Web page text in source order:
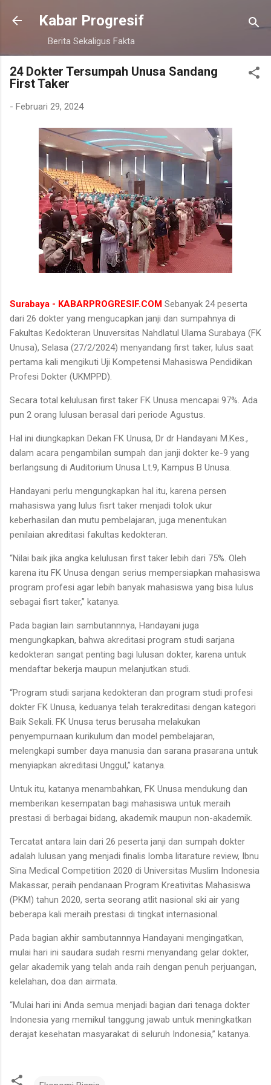
Langsung ke konten utama
Kabar Progresif
Berita Sekaligus Fakta
24 Dokter Tersumpah Unusa Sandang
First Taker
- Februari 29, 2024
Surabaya - KABARPROGRESIF.COM Sebanyak 24 peserta
dari 26 dokter yang mengucapkan janji dan sumpahnya di
Fakultas Kedokteran Unuversitas Nahdlatul Ulama Surabaya (FK
Unusa), Selasa (27/2/2024) menyandang first taker, lulus saat
pertama kali mengikuti Uji Kompetensi Mahasiswa Pendidikan
Profesi Dokter (UKMPPD).
Secara total kelulusan first taker FK Unusa mencapai 97%. Ada
pun 2 orang lulusan berasal dari periode Agustus.
Hal ini diungkapkan Dekan FK Unusa, Dr dr Handayani M.Kes.,
dalam acara pengambilan sumpah dan janji dokter ke-9 yang
berlangsung di Auditorium Unusa Lt.9, Kampus B Unusa.
Handayani perlu mengungkapkan hal itu, karena persen
mahasiswa yang lulus fisrt taker menjadi tolok ukur
keberhasilan dan mutu pembelajaran, juga menentukan
penilaian akreditasi fakultas kedokteran.
“Nilai baik jika angka kelulusan first taker lebih dari 75%. Oleh
karena itu FK Unusa dengan serius mempersiapkan mahasiswa
program profesi agar lebih banyak mahasiswa yang bisa lulus
sebagai fisrt taker,” katanya.
Pada bagian lain sambutannnya, Handayani juga
mengungkapkan, bahwa akreditasi program studi sarjana
kedokteran sangat penting bagi lulusan dokter, karena untuk
mendaftar bekerja maupun melanjutkan studi.
“Program studi sarjana kedokteran dan program studi profesi
dokter FK Unusa, keduanya telah terakreditasi dengan kategori
Baik Sekali. FK Unusa terus berusaha melakukan
penyempurnaan kurikulum dan model pembelajaran,
melengkapi sumber daya manusia dan sarana prasarana untuk
menyiapkan akreditasi Unggul,” katanya.
Untuk itu, katanya menambahkan, FK Unusa mendukung dan
memberikan kesempatan bagi mahasiswa untuk meraih
prestasi di berbagai bidang, akademik maupun non-akademik.
Tercatat antara lain dari 26 peserta janji dan sumpah dokter
adalah lulusan yang menjadi finalis lomba litarature review, Ibnu
Sina Medical Competition 2020 di Universitas Muslim Indonesia
Makassar, peraih pendanaan Program Kreativitas Mahasiswa
(PKM) tahun 2020, serta seorang atlit nasional ski air yang
beberapa kali meraih prestasi di tingkat internasional.
Pada bagian akhir sambutannnya Handayani mengingatkan,
mulai hari ini saudara sudah resmi menyandang gelar dokter,
gelar akademik yang telah anda raih dengan penuh perjuangan,
kelelahan, doa dan airmata.
“Mulai hari ini Anda semua menjadi bagian dari tenaga dokter
Indonesia yang memikul tanggung jawab untuk meningkatkan
derajat kesehatan masyarakat di seluruh Indonesia,” katanya.